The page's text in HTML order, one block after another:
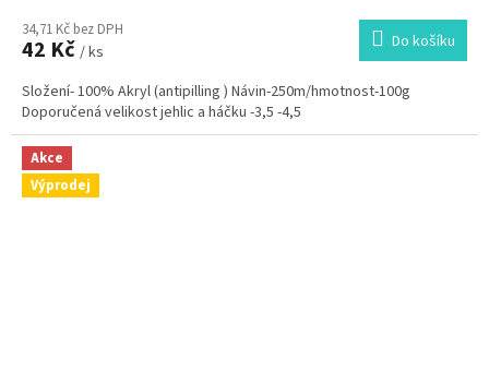
34,71 Kč bez DPH
42 Kč / ks Do košíku
Složení- 100% Akryl (antipilling ) Návin-250m/hmotnost-100g
Doporučená velikost jehlic a háčku -3,5 -4,5
Akce
Výprodej